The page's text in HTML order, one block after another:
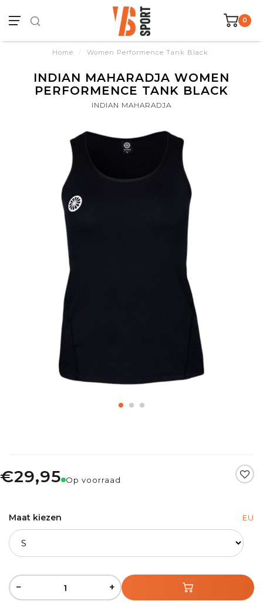
0
Home / Women Performence Tank Black
INDIAN MAHARADJA WOMEN
PERFORMENCE TANK BLACK
INDIAN MAHARADJA
€29,95 Op voorraad
Maat kiezen EU
− +